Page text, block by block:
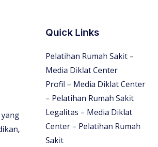
Quick Links
Pelatihan Rumah Sakit –
Media Diklat Center
Profil – Media Diklat Center
– Pelatihan Rumah Sakit
Legalitas – Media Diklat
Center – Pelatihan Rumah
Sakit